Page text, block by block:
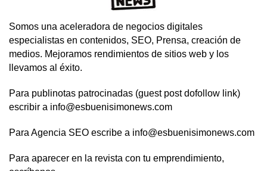
Somos una aceleradora de negocios digitales
especialistas en contenidos, SEO, Prensa, creación de
medios. Mejoramos rendimientos de sitios web y los
llevamos al éxito.
Para publinotas patrocinadas (guest post dofollow link)
escribir a info@esbuenisimonews.com
Para Agencia SEO escribe a info@esbuenisimonews.com
Para aparecer en la revista con tu emprendimiento,